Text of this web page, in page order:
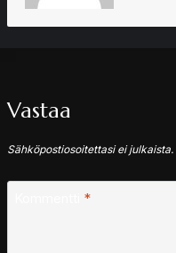
Vastaa
Sähköpostiosoitettasi ei julkaista.
*